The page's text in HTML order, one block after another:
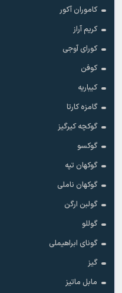
کاموران آکور
کریم آراز
کورای آوجی
کوفن
کیباریه
گامزه کارتا
گوکچه کیرگیز
گوکسو
گوکهان تپه
گوکهان ناملی
گولبن ارگن
گوللو
گونای ابراهیملی
گیز
مابل ماتیز